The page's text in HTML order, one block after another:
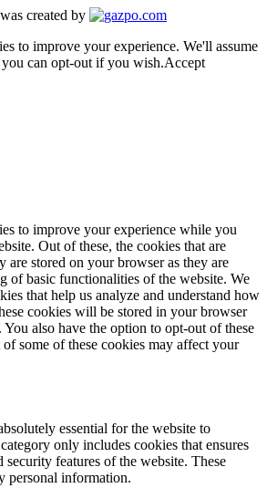
created by
to improve your experience. We'll assume
can opt-out if you wish.Accept
to improve your experience while you
Out of these, the cookies that are
are stored on your browser as they are
of basic functionalities of the website. We
that help us analyze and understand how
cookies will be stored in your browser
also have the option to opt-out of these
some of these cookies may affect your
essential for the website to
only includes cookies that ensures
security features of the website. These
personal information.